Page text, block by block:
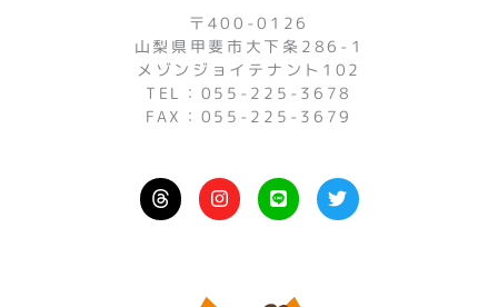
〒400-0126
山梨県甲斐市大下条286-1
メゾンジョイテナント102
TEL：055-225-3678
FAX：055-225-3679
I
n
s
L
i
n
T
w
i